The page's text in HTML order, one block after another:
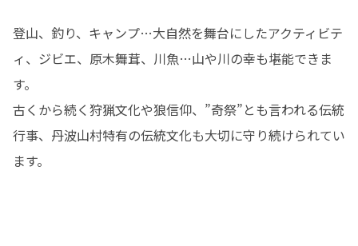
登山、釣り、キャンプ…大自然を舞台にしたアクティビテ
ィ、ジビエ、原木舞茸、川魚…山や川の幸も堪能できま
す。
古くから続く狩猟文化や狼信仰、”奇祭”とも言われる伝統
行事、丹波山村特有の伝統文化も大切に守り続けられてい
ます。